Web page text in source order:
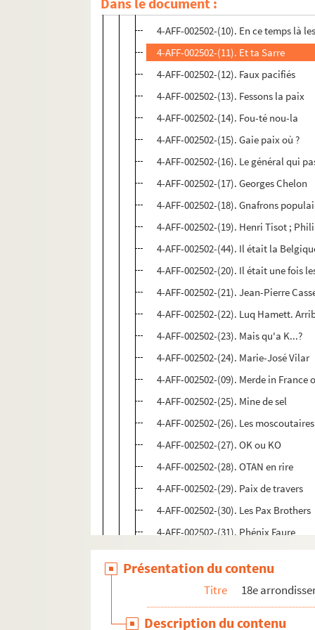
4-AFF-002502-(08). Le dur à cuirs
4-AFF-002502-(10). En ce temps là
4-AFF-002502-(11). Et ta Sarre
4-AFF-002502-(12). Faux pacifiés
4-AFF-002502-(13). Fessons la paix
4-AFF-002502-(14). Fou-té nou-la
4-AFF-002502-(15). Gaie paix où ?
4-AFF-002502-(16). Le général qui
4-AFF-002502-(17). Georges Chelon
4-AFF-002502-(18). Gnafrons
4-AFF-002502-(19). Henri Tisot ;
4-AFF-002502-(44). Il était la
4-AFF-002502-(20). Il était une fois
4-AFF-002502-(21). Jean-Pierre
4-AFF-002502-(22). Luq Hamett.
4-AFF-002502-(23). Mais qu'a K...?
4-AFF-002502-(24). Marie-José Vilar
4-AFF-002502-(09). Merde in
4-AFF-002502-(25). Mine de sel
4-AFF-002502-(26). Les
4-AFF-002502-(27). OK ou KO
4-AFF-002502-(28). OTAN en rire
4-AFF-002502-(29). Paix de travers
4-AFF-002502-(30). Les Pax Brothers
4-AFF-002502-(31). Phénix Faure
4-AFF-002502-(32). Philomène dans
4-AFF-002502-(33). Pierre
4-AFF-002502-(34). Quatrième toc
4-AFF-002502-(35). Rouge, impair
Présentation du contenu
Titre 18e
Description du contenu